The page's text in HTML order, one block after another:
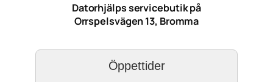
Datorhjälps servicebutik på
Orrspelsvägen 13, Bromma
Öppettider